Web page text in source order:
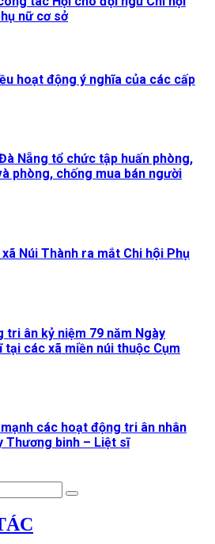
nữ cơ sở
hoạt động ý nghĩa của các cấp
Nẵng tổ chức tập huấn phòng,
phòng, chống mua bán người
Núi Thành ra mắt Chi hội Phụ
tri ân kỷ niệm 79 năm Ngày
các xã miền núi thuộc Cụm
các hoạt động tri ân nhân
Thương binh – Liệt sĩ